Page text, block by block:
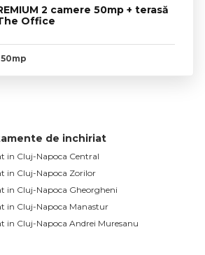
2 camere 50mp + terasă
Office
50mp
de inchiriat
in Cluj-Napoca Central
in Cluj-Napoca Zorilor
in Cluj-Napoca Gheorgheni
in Cluj-Napoca Manastur
in Cluj-Napoca Andrei Muresanu